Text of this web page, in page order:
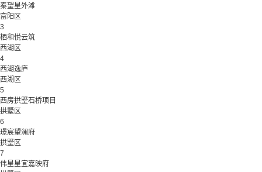
秦望星外滩
富阳区
3
栖和悦云筑
西湖区
4
西湖逸庐
西湖区
5
西房拱墅石桥项目
拱墅区
6
璟宸望澜府
拱墅区
7
伟星星宜嘉映府